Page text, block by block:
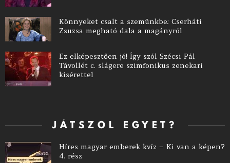
Könnyeket csalt a szemünkbe: Cserháti
Zsuzsa megható dala a magányról
Ez elképesztően jó! Így szól Szécsi Pál
Távollét c. slágere szimfonikus zenekari
kísérettel
JÁTSZOL EGYET?
Híres magyar emberek kvíz – Ki van a képen?
4. rész